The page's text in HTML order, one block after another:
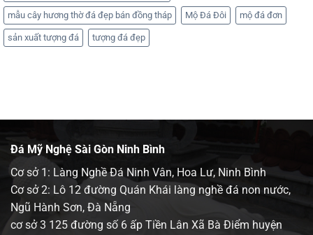
mẫu cây hương thờ đá đẹp bán đồng tháp Mộ Đá Đôi mộ đá đơn
sản xuất tượng đá tượng đá đẹp
Đá Mỹ Nghệ Sài Gòn Ninh Bình
Cơ sở 1: Làng Nghề Đá Ninh Vân, Hoa Lư, Ninh Bình
Cơ sở 2: Lô 12 đường Quán Khái làng nghề đá non nước,
Ngũ Hành Sơn, Đà Nẵng
cơ sở 3 125 đường số 6 ấp Tiền Lân Xã Bà Điểm huyện